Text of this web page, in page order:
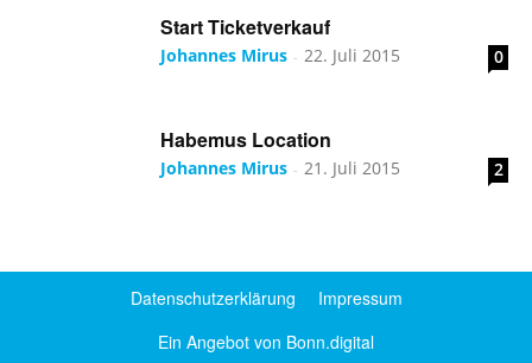
Start Ticketverkauf
Johannes Mirus - 22. Juli 2015 0
Habemus Location
Johannes Mirus - 21. Juli 2015 2
Datenschutzerklärung
Impressum
Ein Angebot von Bonn.digital